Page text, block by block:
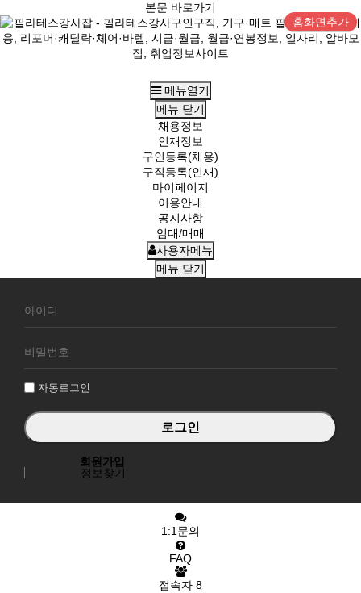
본문 바로가기
홈화면추가
메뉴열기
메뉴 닫기
채용정보
인재정보
구인등록(채용)
구직등록(인재)
마이페이지
이용안내
공지사항
임대/매매
사용자메뉴
메뉴 닫기
원
그
자동로그인
회원가입
정보찾기
1:1문의
FAQ
접속자 8